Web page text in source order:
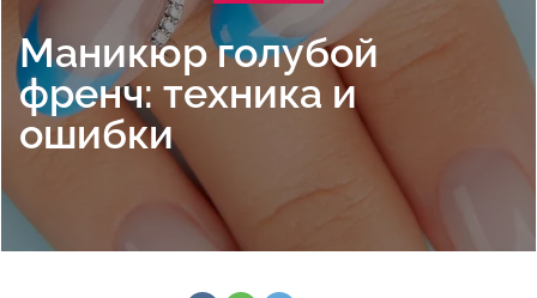
Маникюр голубой
френч: техника и
ошибки